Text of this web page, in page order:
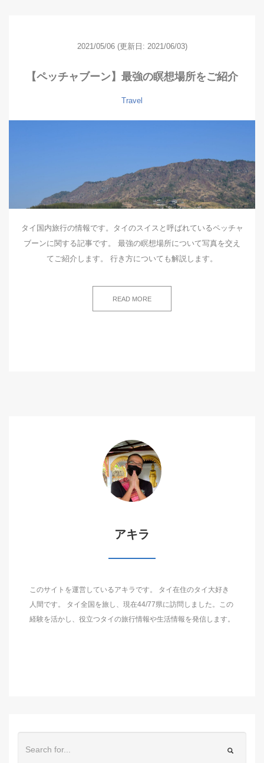
2021/05/06 (更新日: 2021/06/03)
【ペッチャブーン】最強の瞑想場所をご紹介
Travel
タイ国内旅行の情報です。タイのスイスと呼ばれているペッチャ
ブーンに関する記事です。 最強の瞑想場所について写真を交え
てご紹介します。 行き方についても解説します。
READ MORE
アキラ
このサイトを運営しているアキラです。 タイ在住のタイ大好き
人間です。 タイ全国を旅し、現在44/77県に訪問しました。この
経験を活かし、役立つタイの旅行情報や生活情報を発信します。